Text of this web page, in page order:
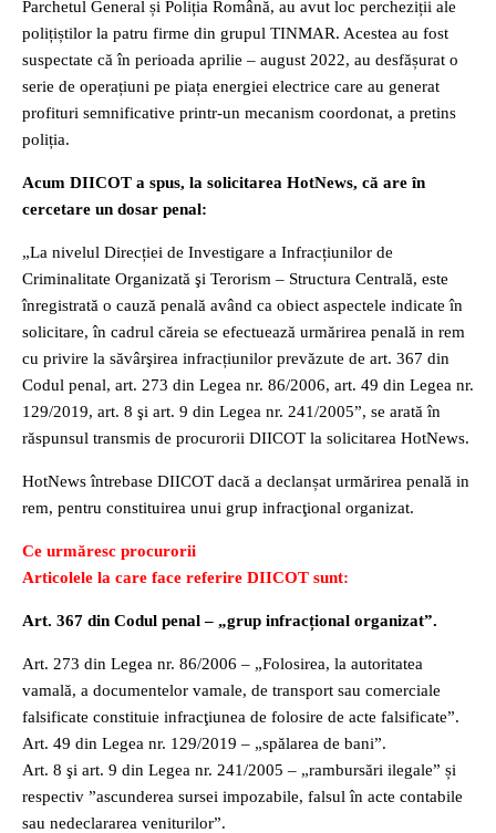
Parchetul General și Poliția Română, au avut loc percheziții ale
polițiștilor la patru firme din grupul TINMAR. Acestea au fost
suspectate că în perioada aprilie – august 2022, au desfășurat o
serie de operațiuni pe piața energiei electrice care au generat
profituri semnificative printr-un mecanism coordonat, a pretins
poliția.
Acum DIICOT a spus, la solicitarea HotNews, că are în
cercetare un dosar penal:
„La nivelul Direcției de Investigare a Infracțiunilor de
Criminalitate Organizată şi Terorism – Structura Centrală, este
înregistrată o cauză penală având ca obiect aspectele indicate în
solicitare, în cadrul căreia se efectuează urmărirea penală in rem
cu privire la săvârşirea infracțiunilor prevăzute de art. 367 din
Codul penal, art. 273 din Legea nr. 86/2006, art. 49 din Legea nr.
129/2019, art. 8 şi art. 9 din Legea nr. 241/2005”, se arată în
răspunsul transmis de procurorii DIICOT la solicitarea HotNews.
HotNews întrebase DIICOT dacă a declanșat urmărirea penală in
rem, pentru constituirea unui grup infracţional organizat.
Ce urmăresc procurorii
Articolele la care face referire DIICOT sunt:
Art. 367 din Codul penal – „grup infracțional organizat”.
Art. 273 din Legea nr. 86/2006 – „Folosirea, la autoritatea
vamală, a documentelor vamale, de transport sau comerciale
falsificate constituie infracţiunea de folosire de acte falsificate”.
Art. 49 din Legea nr. 129/2019 – „spălarea de bani”.
Art. 8 şi art. 9 din Legea nr. 241/2005 – „rambursări ilegale” și
respectiv ”ascunderea sursei impozabile, falsul în acte contabile
sau nedeclararea veniturilor”.